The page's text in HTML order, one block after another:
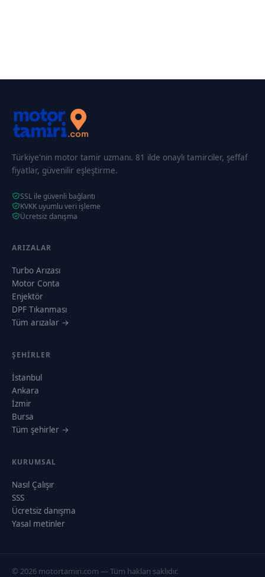
Türkiye'nin motor tamir uzmanı. 81 ilde onaylı tamirciler, şeffaf
fiyatlar, güvenilir eşleştirme.
SSL ile güvenli bağlantı
KVKK uyumlu veri işleme
Ücretsiz danışma
ARIZALAR
Turbo Arızası
Motor Conta
Enjektör
DPF Tıkanması
Tüm arızalar →
ŞEHIRLER
İstanbul
Ankara
İzmir
Bursa
Tüm şehirler →
KURUMSAL
Nasıl Çalışır
SSS
Ücretsiz danışma
Yasal metinler
© 2026 motortamiri.com — Tüm hakları saklıdır.